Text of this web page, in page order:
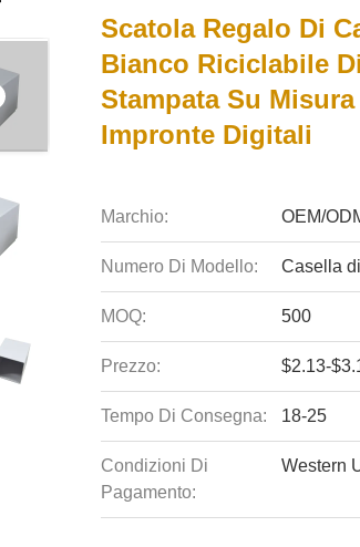
Scatola Regalo Di
Bianco Riciclabile
Stampata Su
Impronte Digitali
Marchio: OEM/
Numero Di Modello: Casella
MOQ: 500
Prezzo: $2.13-
Tempo Di Consegna: 18-25
Condizioni Di
Pagamento:
Western